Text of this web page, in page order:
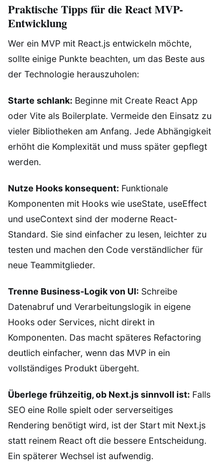
Praktische Tipps für die React MVP-
Entwicklung
Wer ein MVP mit React.js entwickeln möchte,
sollte einige Punkte beachten, um das Beste aus
der Technologie herauszuholen:
Starte schlank: Beginne mit Create React App
oder Vite als Boilerplate. Vermeide den Einsatz zu
vieler Bibliotheken am Anfang. Jede Abhängigkeit
erhöht die Komplexität und muss später gepflegt
werden.
Nutze Hooks konsequent: Funktionale
Komponenten mit Hooks wie useState, useEffect
und useContext sind der moderne React-
Standard. Sie sind einfacher zu lesen, leichter zu
testen und machen den Code verständlicher für
neue Teammitglieder.
Trenne Business-Logik von UI: Schreibe
Datenabruf und Verarbeitungslogik in eigene
Hooks oder Services, nicht direkt in
Komponenten. Das macht späteres Refactoring
deutlich einfacher, wenn das MVP in ein
vollständiges Produkt übergeht.
Überlege frühzeitig, ob Next.js sinnvoll ist: Falls
SEO eine Rolle spielt oder serverseitiges
Rendering benötigt wird, ist der Start mit Next.js
statt reinem React oft die bessere Entscheidung.
Ein späterer Wechsel ist aufwendig.